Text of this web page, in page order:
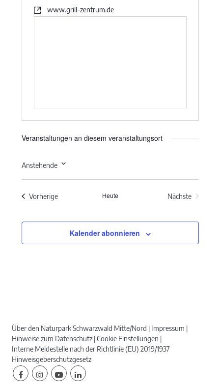
www.grill-zentrum.de
Veranstaltungen an diesem veranstaltungsort
Anstehende
VorherigeVeranstaltungenHeute
Nächste
Kalender abonnieren
Über den Naturpark Schwarzwald Mitte/Nord
Impressum
Hinweise zum Datenschutz Cookie Einstellungen
Interne Meldestelle nach der Richtlinie (EU) 2019/1937
Hinweisgeberschutzgesetz